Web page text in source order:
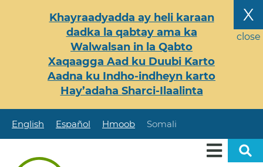
X
close
Khayraadyadda ay heli karaan
dadka la qabtay ama ka
Walwalsan in la Qabto
Xaqaagga Aad ku Duubi Karto
Aadna ku Indho-indheyn karto
Hay’adaha Sharci-Ilaalinta
English Español Hmoob Somali